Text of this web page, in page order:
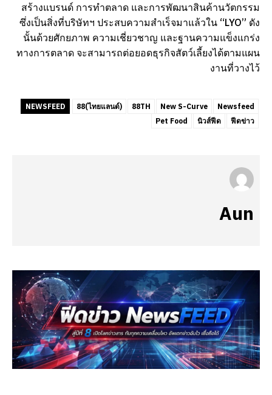
สร้างแบรนด์ การทำตลาด และการพัฒนาสินค้านวัตกรรม
ซึ่งเป็นสิ่งที่บริษัทฯ ประสบความสำเร็จมาแล้วใน “LYO” ดัง
นั้นด้วยศักยภาพ ความเชี่ยวชาญ และฐานความแข็งแกร่ง
ทางการตลาด จะสามารถต่อยอดธุรกิจสัตว์เลี้ยงได้ตามแผน
งานที่วางไว้
NEWSFEED 88(ไทยแลนด์) 88TH New S-Curve
Newsfeed
Pet Food
นิวส์ฟีด ฟีดข่าว
Aun